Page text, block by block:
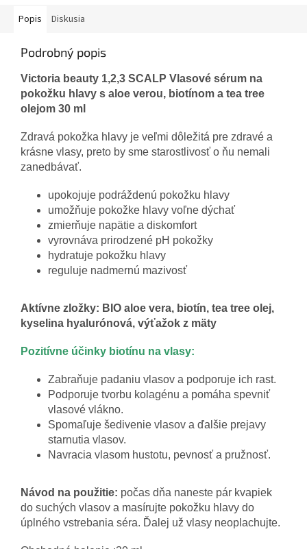
Popis Diskusia
Podrobný popis
Victoria beauty 1,2,3 SCALP Vlasové sérum na
pokožku hlavy s aloe verou, biotínom a tea tree
olejom 30 ml
Zdravá pokožka hlavy je veľmi dôležitá pre zdravé a
krásne vlasy, preto by sme starostlivosť o ňu nemali
zanedbávať.
upokojuje podráždenú pokožku hlavy
umožňuje pokožke hlavy voľne dýchať
zmierňuje napätie a diskomfort
vyrovnáva prirodzené pH pokožky
hydratuje pokožku hlavy
reguluje nadmernú mazivosť
Aktívne zložky: BIO aloe vera, biotín, tea tree olej,
kyselina hyalurónová, výťažok z mäty
Pozitívne účinky biotínu na vlasy:
Zabraňuje padaniu vlasov a podporuje ich rast.
Podporuje tvorbu kolagénu a pomáha spevniť
vlasové vlákno.
Spomaľuje šedivenie vlasov a ďalšie prejavy
starnutia vlasov.
Navracia vlasom hustotu, pevnosť a pružnosť.
Návod na použitie: počas dňa naneste pár kvapiek
do suchých vlasov a masírujte pokožku hlavy do
úplného vstrebania séra. Ďalej už vlasy neoplachujte.